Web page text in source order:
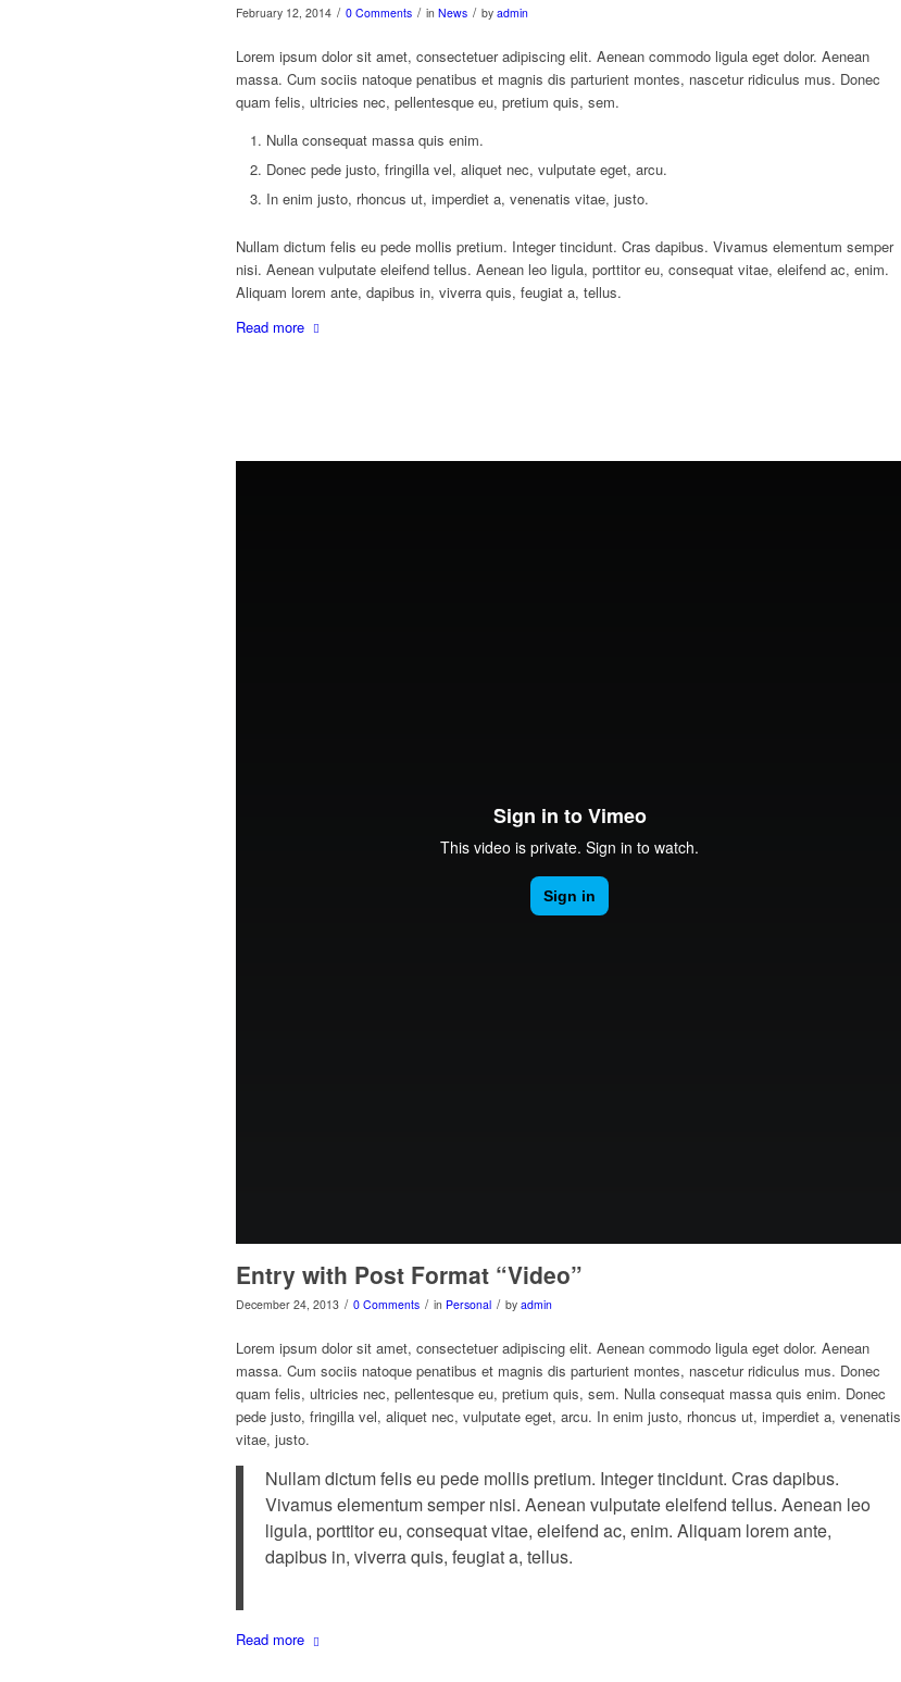
February 12, 2014 / 0 Comments / in News / by admin
Lorem ipsum dolor sit amet, consectetuer adipiscing elit. Aenean commodo ligula eget dolor. Aenean
massa. Cum sociis natoque penatibus et magnis dis parturient montes, nascetur ridiculus mus. Donec
quam felis, ultricies nec, pellentesque eu, pretium quis, sem.
Nulla consequat massa quis enim.
Donec pede justo, fringilla vel, aliquet nec, vulputate eget, arcu.
In enim justo, rhoncus ut, imperdiet a, venenatis vitae, justo.
Nullam dictum felis eu pede mollis pretium. Integer tincidunt. Cras dapibus. Vivamus elementum semper
nisi. Aenean vulputate eleifend tellus. Aenean leo ligula, porttitor eu, consequat vitae, eleifend ac, enim.
Aliquam lorem ante, dapibus in, viverra quis, feugiat a, tellus.
Read more
Entry with Post Format “Video”
December 24, 2013 / 0 Comments / in Personal / by admin
Lorem ipsum dolor sit amet, consectetuer adipiscing elit. Aenean commodo ligula eget dolor. Aenean
massa. Cum sociis natoque penatibus et magnis dis parturient montes, nascetur ridiculus mus. Donec
quam felis, ultricies nec, pellentesque eu, pretium quis, sem. Nulla consequat massa quis enim. Donec
pede justo, fringilla vel, aliquet nec, vulputate eget, arcu. In enim justo, rhoncus ut, imperdiet a, venenatis
vitae, justo.
Nullam dictum felis eu pede mollis pretium. Integer tincidunt. Cras dapibus.
Vivamus elementum semper nisi. Aenean vulputate eleifend tellus. Aenean leo
ligula, porttitor eu, consequat vitae, eleifend ac, enim. Aliquam lorem ante,
dapibus in, viverra quis, feugiat a, tellus.
Read more